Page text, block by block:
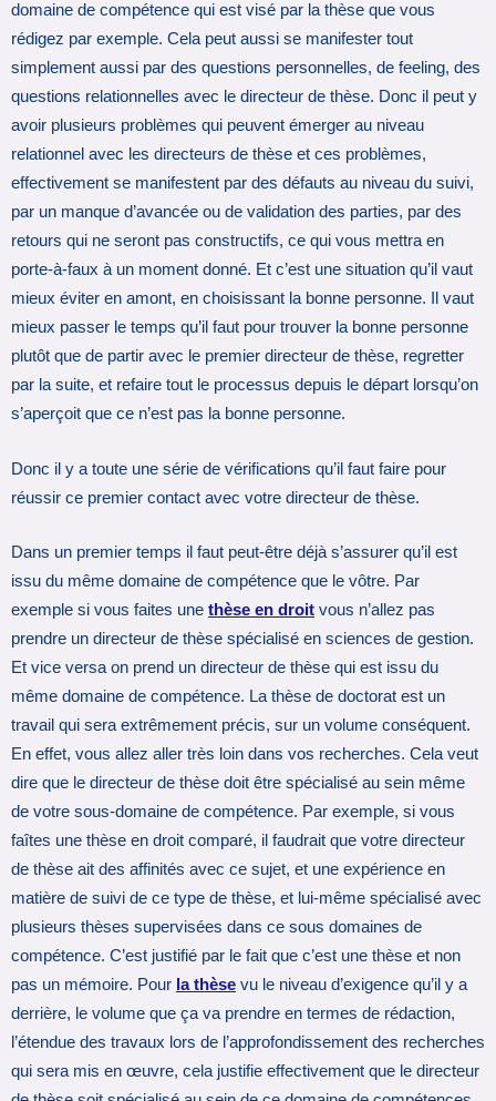
domaine de compétence qui est visé par la thèse que vous
rédigez par exemple. Cela peut aussi se manifester tout
simplement aussi par des questions personnelles, de feeling, des
questions relationnelles avec le directeur de thèse. Donc il peut y
avoir plusieurs problèmes qui peuvent émerger au niveau
relationnel avec les directeurs de thèse et ces problèmes,
effectivement se manifestent par des défauts au niveau du suivi,
par un manque d’avancée ou de validation des parties, par des
retours qui ne seront pas constructifs, ce qui vous mettra en
porte-à-faux à un moment donné. Et c’est une situation qu’il vaut
mieux éviter en amont, en choisissant la bonne personne. Il vaut
mieux passer le temps qu’il faut pour trouver la bonne personne
plutôt que de partir avec le premier directeur de thèse, regretter
par la suite, et refaire tout le processus depuis le départ lorsqu’on
s’aperçoit que ce n’est pas la bonne personne.
Donc il y a toute une série de vérifications qu’il faut faire pour
réussir ce premier contact avec votre directeur de thèse.
Dans un premier temps il faut peut-être déjà s’assurer qu’il est
issu du même domaine de compétence que le vôtre. Par
exemple si vous faites une thèse en droit vous n’allez pas
prendre un directeur de thèse spécialisé en sciences de gestion.
Et vice versa on prend un directeur de thèse qui est issu du
même domaine de compétence. La thèse de doctorat est un
travail qui sera extrêmement précis, sur un volume conséquent.
En effet, vous allez aller très loin dans vos recherches. Cela veut
dire que le directeur de thèse doit être spécialisé au sein même
de votre sous-domaine de compétence. Par exemple, si vous
faîtes une thèse en droit comparé, il faudrait que votre directeur
de thèse ait des affinités avec ce sujet, et une expérience en
matière de suivi de ce type de thèse, et lui-même spécialisé avec
plusieurs thèses supervisées dans ce sous domaines de
compétence. C’est justifié par le fait que c’est une thèse et non
pas un mémoire. Pour la thèse vu le niveau d’exigence qu’il y a
derrière, le volume que ça va prendre en termes de rédaction,
l’étendue des travaux lors de l’approfondissement des recherches
qui sera mis en œuvre, cela justifie effectivement que le directeur